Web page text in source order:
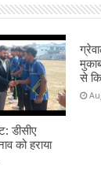
डीसीए
को हराया
से